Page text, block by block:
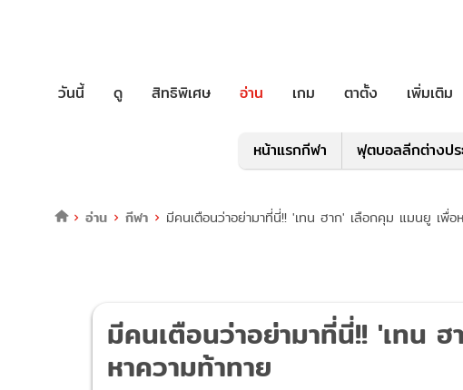
วันนี้ ดู สิทธิพิเศษ อ่าน เกม ตาตั้ง เพิ่มเติม
หน้าแรกกีฬา ฟุตบอลลีกต่างปร
อ่าน กีฬา มีคนเตือนว่าอย่ามาที่นี่!! 'เทน ฮาก' เลือกคุม แมนยู เพื่อ
มีคนเตือนว่าอย่ามาที่นี่!! 'เทน
หาความท้าทาย